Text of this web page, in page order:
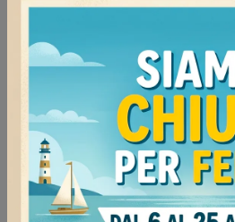
Voghera
Continua a navigare
Armadi Sangiacomo Mede
Armadi Sangiacomo Voghera